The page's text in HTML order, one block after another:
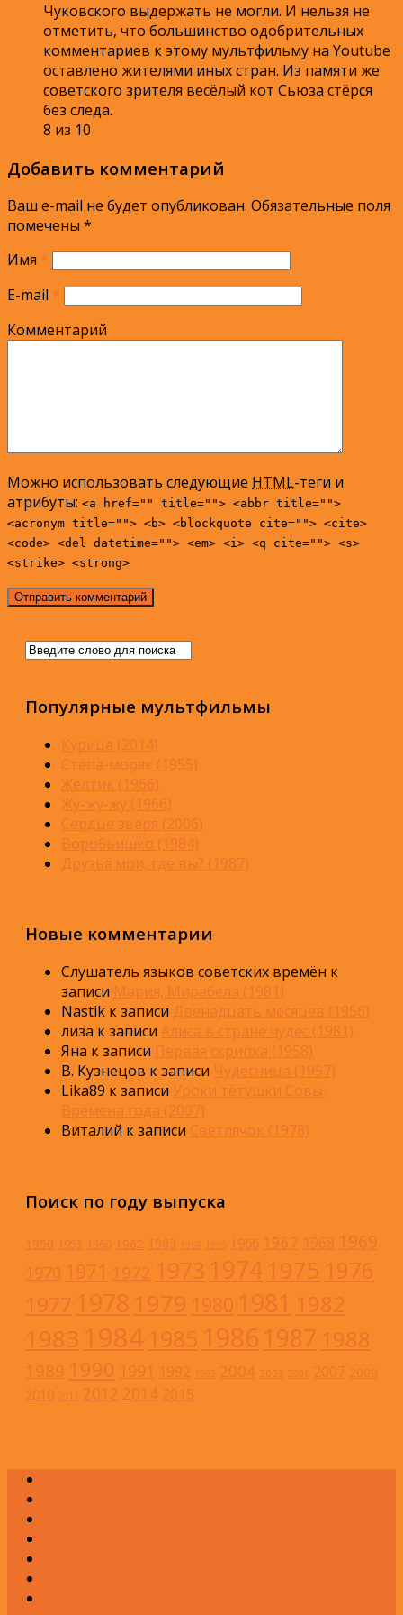
Чуковского выдержать не могли. И нельзя не
отметить, что большинство одобрительных
комментариев к этому мультфильму на Youtube
оставлено жителями иных стран. Из памяти же
советского зрителя весёлый кот Сьюза стёрся
без следа.
8 из 10
Добавить комментарий
Ваш e-mail не будет опубликован. Обязательные поля
помечены *
Имя *
E-mail *
Комментарий
Можно использовать следующие HTML-теги и
атрибуты: <a href="" title=""> <abbr title="">
<acronym title=""> <b> <blockquote cite=""> <cite>
<code> <del datetime=""> <em> <i> <q cite=""> <s>
<strike> <strong>
Популярные мультфильмы
Курица (2014)
Стёпа-моряк (1955)
Желтик (1966)
Жу-жу-жу (1966)
Сердце зверя (2006)
Воробьишко (1984)
Друзья мои, где вы? (1987)
Новые комментарии
Слушатель языков советских времён к
записи Мария, Мирабела (1981)
Nastik к записи Двенадцать месяцев (1956)
лиза к записи Алиса в стране чудес (1981)
Яна к записи Первая скрипка (1958)
В. Кузнецов к записи Чудесница (1957)
Lika89 к записи Уроки тётушки Совы.
Времена года (2007)
Виталий к записи Светлячок (1978)
Поиск по году выпуска
1950 1955 1960 1962 1963 1964 1965 1966 1967 1968 1969
1970 1971 1972 1973 1974 1975 1976
1977 1978 1979 1980 1981 1982
1983 1984 1985 1986 1987 1988
1989 1990 1991 1992 1993 2004 2005 2006 2007 2009
2010 2011 2012 2014 2015